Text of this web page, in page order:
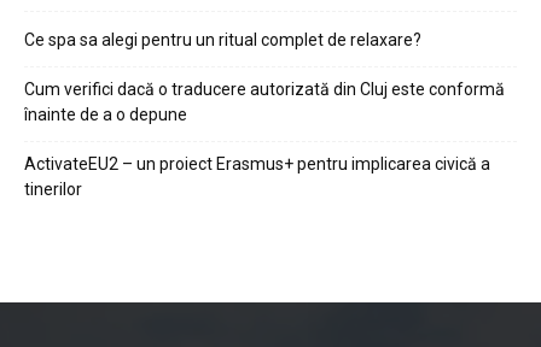
Ce spa sa alegi pentru un ritual complet de relaxare?
Cum verifici dacă o traducere autorizată din Cluj este conformă
înainte de a o depune
ActivateEU2 – un proiect Erasmus+ pentru implicarea civică a
tinerilor